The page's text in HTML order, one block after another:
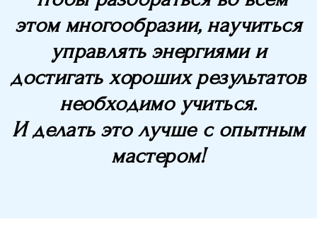
этом многообразии, научиться
управлять энергиями и
достигать хороших результатов
необходимо учиться.
И делать это лучше с опытным
мастером!